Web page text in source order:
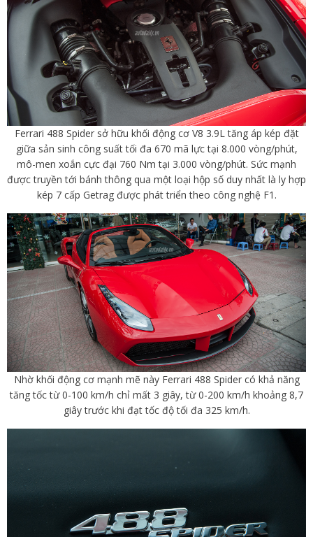
Ferrari 488 Spider sở hữu khối động cơ V8 3.9L tăng áp kép đặt
giữa sản sinh công suất tối đa 670 mã lực tại 8.000 vòng/phút,
mô-men xoắn cực đại 760 Nm tại 3.000 vòng/phút. Sức mạnh
được truyền tới bánh thông qua một loại hộp số duy nhất là ly hợp
kép 7 cấp Getrag được phát triển theo công nghệ F1.
Nhờ khối động cơ mạnh mẽ này Ferrari 488 Spider có khả năng
tăng tốc từ 0-100 km/h chỉ mất 3 giây, từ 0-200 km/h khoảng 8,7
giây trước khi đạt tốc độ tối đa 325 km/h.